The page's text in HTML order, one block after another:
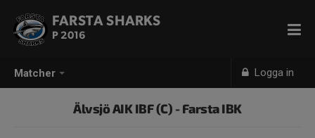
Matcher Logga in
FARSTA SHARKS
P 2016
Älvsjö AIK IBF (C) - Farsta IBK